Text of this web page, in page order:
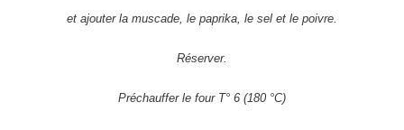
et ajouter la muscade, le paprika, le sel et le poivre.
Réserver.
Préchauffer le four T° 6 (180 °C)